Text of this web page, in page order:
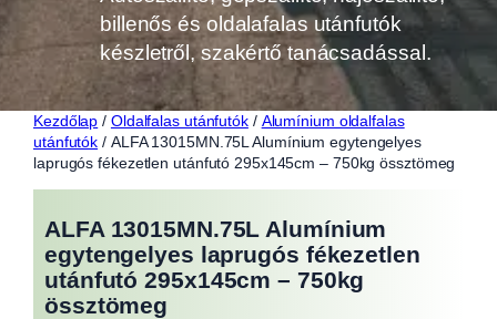
billenős és oldalafalas utánfutók
készletről, szakértő tanácsadással.
Kezdőlap / Oldalfalas utánfutók/ Alumínium oldalfalas
utánfutók / ALFA 13015MN.75L Alumínium egytengelyes
laprugós fékezetlen utánfutó 295x145cm – 750kg össztömeg
ALFA 13015MN.75L Alumínium
egytengelyes laprugós fékezetlen
utánfutó 295x145cm – 750kg
össztömeg